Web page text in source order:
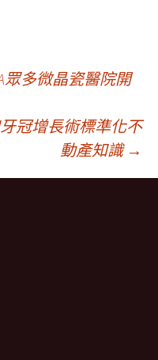
眾多微晶瓷醫院開
冠增長術標準化不
動產知識 →